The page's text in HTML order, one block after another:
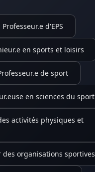
Professeur.e d'EPS
en sports et loisirs
de sport
en sciences du sport
activités physiques et
des organisations sportives